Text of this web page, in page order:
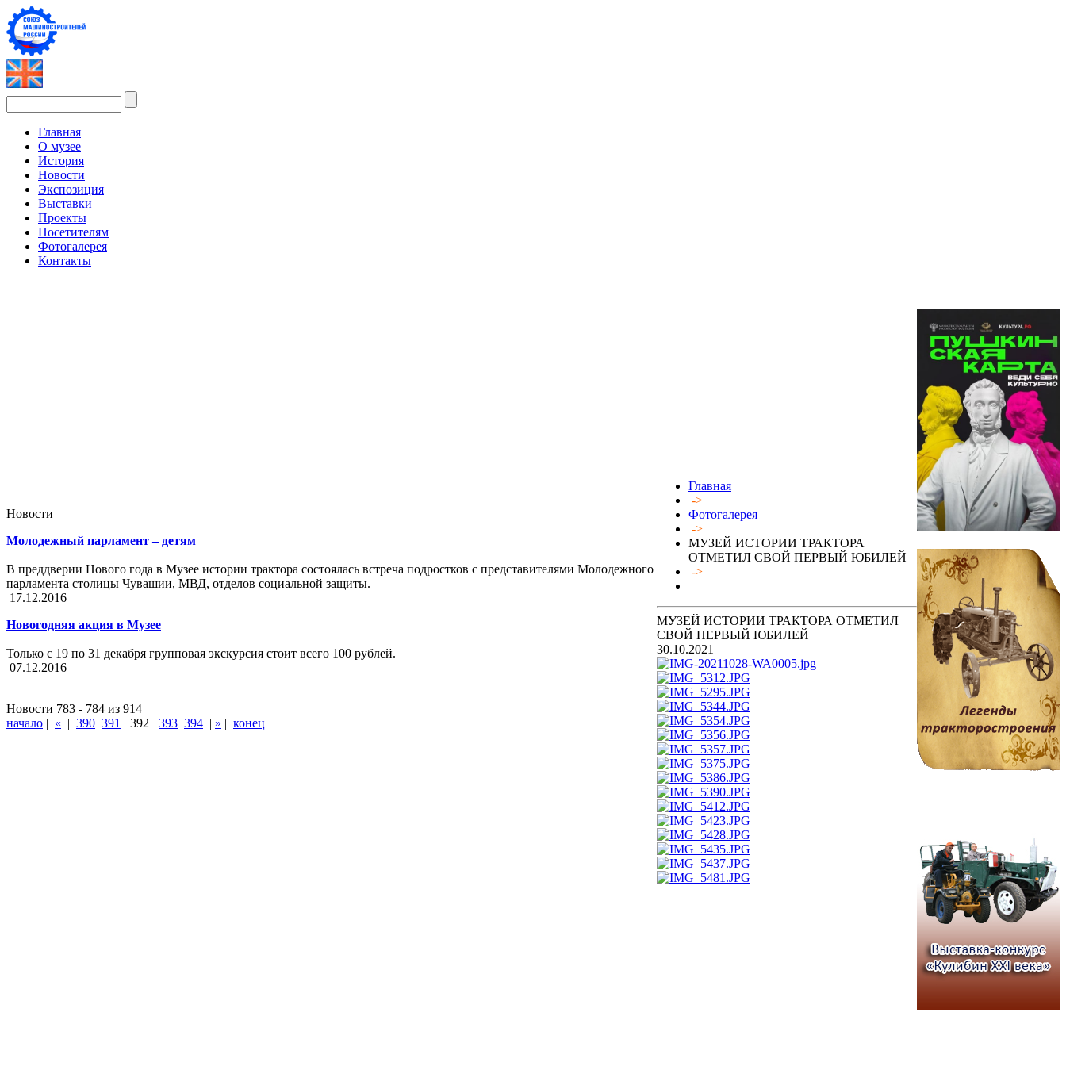
Главная
О музее
История
Новости
Экспозиция
Выставки
Проекты
Посетителям
Фотогалерея
Контакты
Новости
Молодежный парламент – детям
В преддверии Нового года в Музее истории трактора состоялась встреча подростков с представителями Молодежного
парламента столицы Чувашии, МВД, отделов социальной защиты.
17.12.2016
Новогодняя акция в Музее
Только с 19 по 31 декабря групповая экскурсия стоит всего 100 рублей.
07.12.2016
Новости 783 - 784 из 914
начало | « | 390 391 392 393 394 | » | конец
Главная
->
Фотогалерея
->
МУЗЕЙ ИСТОРИИ ТРАКТОРА
ОТМЕТИЛ СВОЙ ПЕРВЫЙ ЮБИЛЕЙ
->
МУЗЕЙ ИСТОРИИ ТРАКТОРА ОТМЕТИЛ
СВОЙ ПЕРВЫЙ ЮБИЛЕЙ
30.10.2021